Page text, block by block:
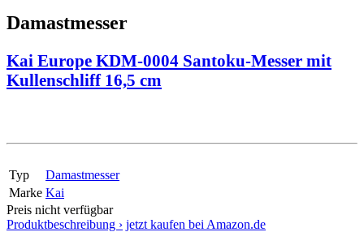
Damastmesser
Kai Europe KDM-0004 Santoku-Messer mit
Kullenschliff 16,5 cm
Typ
Damastmesser
Marke Kai
Preis nicht verfügbar
Produktbeschreibung › jetzt kaufen bei Amazon.de